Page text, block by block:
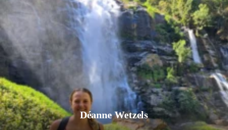
Déanne Wetzels